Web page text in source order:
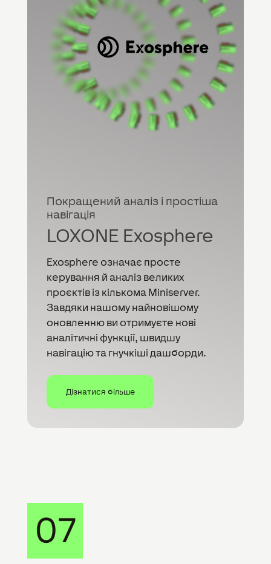
Покращений аналіз і простіша
навігація
LOXONE Exosphere
Exosphere означає просте
керування й аналіз великих
проєктів із кількома Miniserver.
Завдяки нашому найновішому
оновленню ви отримуєте нові
аналітичні функції, швидшу
навігацію та гнучкіші дашборди.
Дізнатися більше